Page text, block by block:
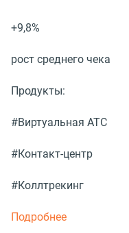
+9,8%
рост среднего чека
Продукты:
#Виртуальная АТС
#Контакт-центр
#Коллтрекинг
Подробнее